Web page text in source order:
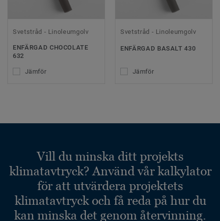
Svetstråd - Linoleumgolv
ENFÄRGAD CHOCOLATE
632
Jämför
Svetstråd - Linoleumgolv
ENFÄRGAD BASALT 430
Jämför
Vill du minska ditt projekts
klimatavtryck? Använd vår kalkylator
för att utvärdera projektets
klimatavtryck och få reda på hur du
kan minska det genom återvinning.